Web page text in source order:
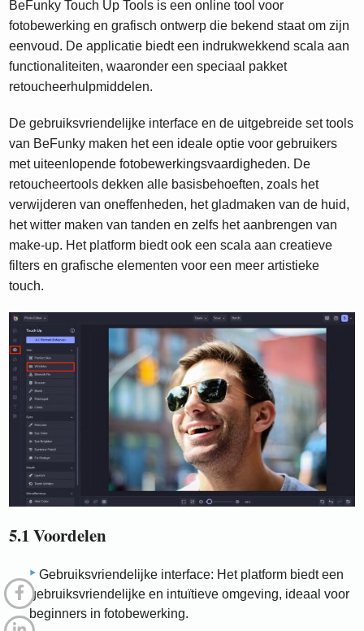
BeFunky Touch Up Tools is een online tool voor
fotobewerking en grafisch ontwerp die bekend staat om zijn
eenvoud. De applicatie biedt een indrukwekkend scala aan
functionaliteiten, waaronder een speciaal pakket
retoucheerhulpmiddelen.
De gebruiksvriendelijke interface en de uitgebreide set tools
van BeFunky maken het een ideale optie voor gebruikers
met uiteenlopende fotobewerkingsvaardigheden. De
retoucheertools dekken alle basisbehoeften, zoals het
verwijderen van oneffenheden, het gladmaken van de huid,
het witter maken van tanden en zelfs het aanbrengen van
make-up. Het platform biedt ook een scala aan creatieve
filters en grafische elementen voor een meer artistieke
touch.
5.1 Voordelen
Gebruiksvriendelijke interface: Het platform biedt een
gebruiksvriendelijke en intuïtieve omgeving, ideaal voor
beginners in fotobewerking.